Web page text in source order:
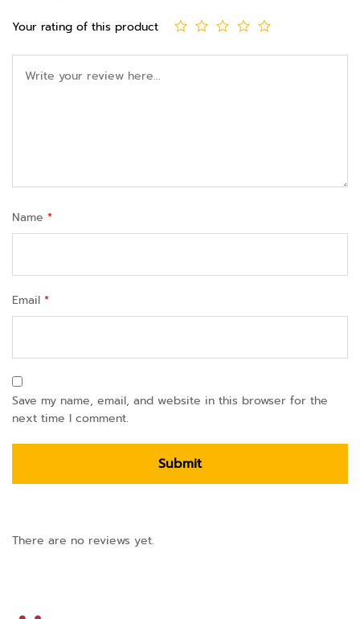
Your rating of this product
Name *
Email *
Save my name, email, and website in this browser for the
next time I comment.
There are no reviews yet.